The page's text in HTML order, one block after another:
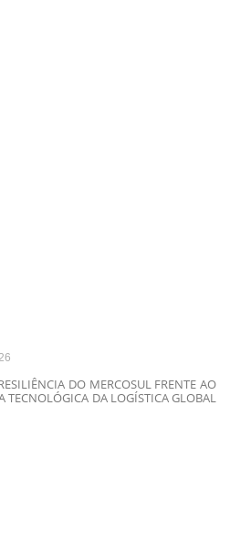
DO MERCOSUL FRENTE AO
TECNOLÓGICA DA LOGÍSTICA GLOBAL